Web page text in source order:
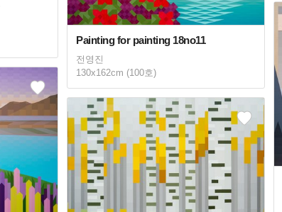
Painting for painting 18no11
전영진
130x162cm (100호)